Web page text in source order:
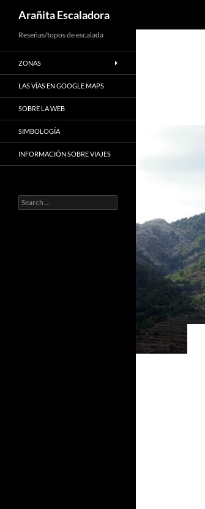
to
content
Arañita Escaladora
Reseñas/topos de escalada
ZONAS
LAS VÍAS EN GOOGLE MAPS
SOBRE LA WEB
SIMBOLOGÍA
INFORMACIÓN SOBRE VIAJES
Search
for: